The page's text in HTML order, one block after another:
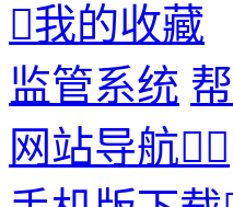
我的收藏
监管系统
网站导航